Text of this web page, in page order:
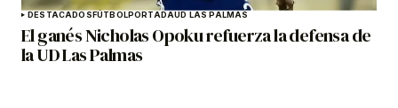
DESTACADOSFÚTBOLPORTADAUD LAS PALMAS
El ganés Nicholas Opoku refuerza la defensa de
la UD Las Palmas